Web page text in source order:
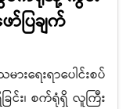
ပြချက်
ရေးရာပေါင်းစပ်
င်း၊ စက်ရုံရှိ လူကြီး